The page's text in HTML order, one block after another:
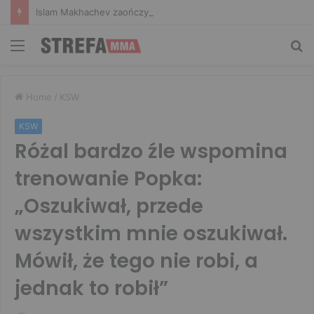
Menu
Home / KSW
KSW
Różal bardzo źle wspomina
trenowanie Popka:
„Oszukiwał, przede
wszystkim mnie oszukiwał.
Mówił, że tego nie robi, a
jednak to robił”